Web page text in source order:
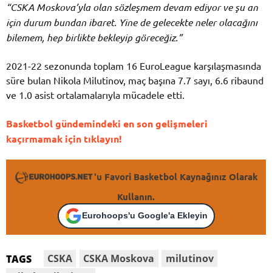
“CSKA Moskova’yla olan sözleşmem devam ediyor ve şu an
için durum bundan ibaret. Yine de gelecekte neler olacağını
bilemem, hep birlikte bekleyip göreceğiz.”
2021-22 sezonunda toplam 16 EuroLeague karşılaşmasında
süre bulan Nikola Milutinov, maç başına 7.7 sayı, 6.6 ribaund
ve 1.0 asist ortalamalarıyla mücadele etti.
Basketbol gündemindeki en son gelişmeleri
kaçırmamak için tıklayın!
'u Favori Basketbol Kaynağınız Olarak
Kullanın.
Eurohoops'u Google'a Ekleyin
TAGS CSKA CSKA Moskova
milutinov